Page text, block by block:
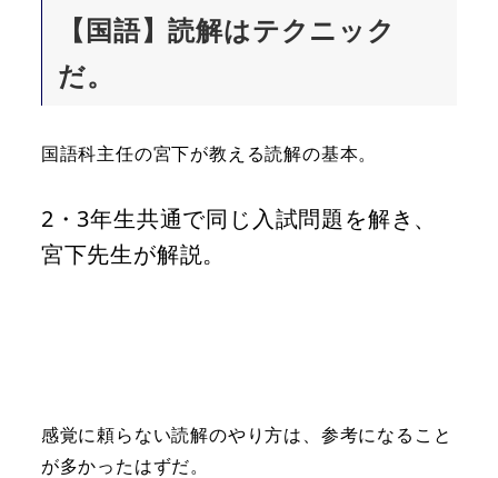
【国語】読解はテクニック
だ。
国語科主任の宮下が教える読解の基本。
2・3年生共通で同じ入試問題を解き、
宮下先生が解説。
感覚に頼らない読解のやり方は、参考になること
が多かったはずだ。